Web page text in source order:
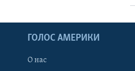
ГОЛОС АМЕРИКИ
О нас